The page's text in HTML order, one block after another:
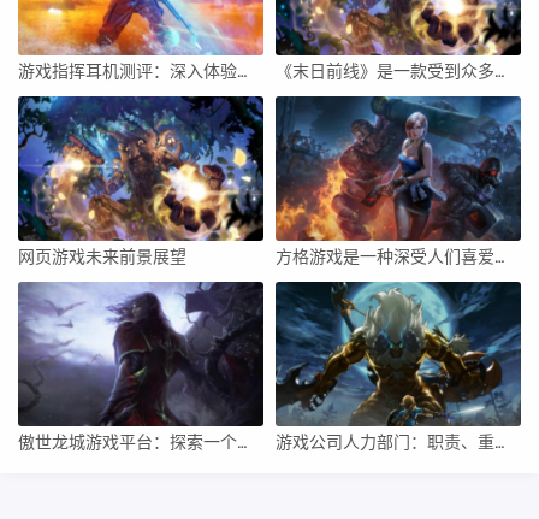
游戏指挥耳机测评：深入体验与全面解析 《末日前线》是一款受到众多玩家关注的生存游戏。它以末世为背景，为玩家带来紧张刺激的生存体验。在游戏中，玩家需要不断探索、收集资源、与其他玩家合作或竞争，最终为了生存而努力。下面，我将从游戏玩法、游戏体验、社交互动、美术风格等方面对《末日前线》进行详细评价。
网页游戏未来前景展望 方格游戏是一种深受人们喜爱的智力游戏，它不仅可以锻炼我们的思维能力，还可以增强我们的策略规划能力。下面将详细介绍如何玩方格游戏最好，并给出一些实用的技巧和策略。
傲世龙城游戏平台：探索一个充满激情与策略的虚拟世界 游戏公司人力部门：职责、重要性与未来展望